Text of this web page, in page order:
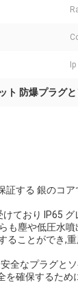
ト 防爆プラグ
する 銀のコ
けており IP65
も塵や低圧水
ることができ,
全なプラグと
を確保するた